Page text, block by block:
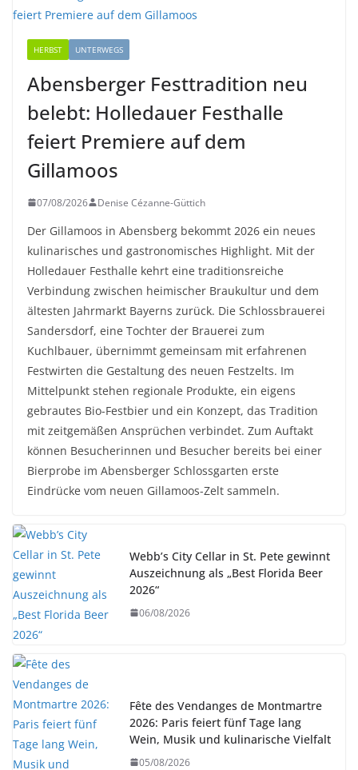
HERBST UNTERWEGS
Abensberger Festtradition neu
belebt: Holledauer Festhalle
feiert Premiere auf dem
Gillamoos
07/08/2026 Denise Cézanne-Güttich
Der Gillamoos in Abensberg bekommt 2026 ein neues
kulinarisches und gastronomisches Highlight. Mit der
Holledauer Festhalle kehrt eine traditionsreiche
Verbindung zwischen heimischer Braukultur und dem
ältesten Jahrmarkt Bayerns zurück. Die Schlossbrauerei
Sandersdorf, eine Tochter der Brauerei zum
Kuchlbauer, übernimmt gemeinsam mit erfahrenen
Festwirten die Gestaltung des neuen Festzelts. Im
Mittelpunkt stehen regionale Produkte, ein eigens
gebrautes Bio-Festbier und ein Konzept, das Tradition
mit zeitgemäßen Ansprüchen verbindet. Zum Auftakt
können Besucherinnen und Besucher bereits bei einer
Bierprobe im Abensberger Schlossgarten erste
Eindrücke vom neuen Gillamoos-Zelt sammeln.
Webb’s City Cellar in St. Pete gewinnt
Auszeichnung als „Best Florida Beer
2026“
06/08/2026
Fête des Vendanges de Montmartre
2026: Paris feiert fünf Tage lang
Wein, Musik und kulinarische Vielfalt
05/08/2026